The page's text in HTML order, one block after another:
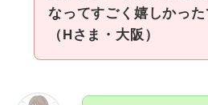
なってすごく嬉しかった
（Hさま・大阪）